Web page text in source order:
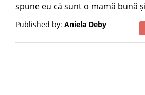
spune eu că sunt o mamă bună
Published by: Aniela Deby